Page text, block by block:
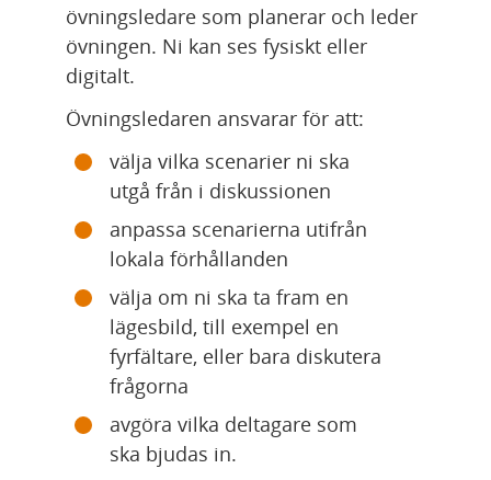
övningsledare som planerar och leder
övningen. Ni kan ses fysiskt eller
digitalt.
Övningsledaren ansvarar för att:
välja vilka scenarier ni ska
utgå från i diskussionen
anpassa scenarierna utifrån
lokala förhållanden
välja om ni ska ta fram en
lägesbild, till exempel en
fyrfältare, eller bara diskutera
frågorna
avgöra vilka deltagare som
ska bjudas in.